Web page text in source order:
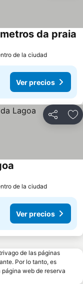
da praia
de la ciudad
Ver precios
Compartir
de la ciudad
Ver precios
de las páginas
Por lo tanto, es
web de reserva